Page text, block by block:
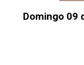
Domingo 09